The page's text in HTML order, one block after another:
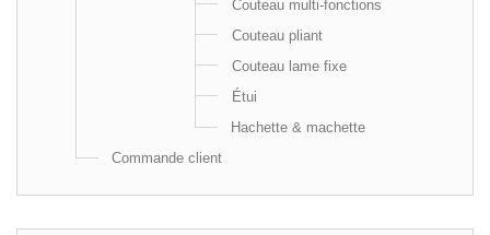
Couteau multi-fonctions
Couteau pliant
Couteau lame fixe
Étui
Hachette & machette
Commande client